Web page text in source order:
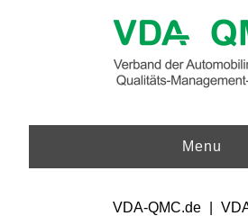
Menu
VDA-QMC.de